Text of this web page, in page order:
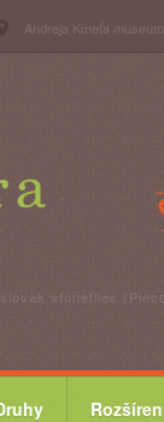
Andreja Kmeťa
stoneflies